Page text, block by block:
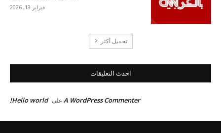
فبراير 13, 2026
تحميل أكثر
احدث التعليقات
A WordPress Commenter على Hello world!